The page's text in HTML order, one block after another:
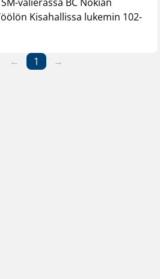
Kisahallissa lukemin 102-
← 1 →